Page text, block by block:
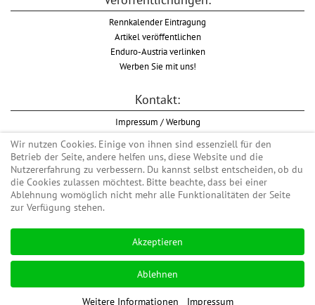
Rennkalender Eintragung
Artikel veröffentlichen
Enduro-Austria verlinken
Werben Sie mit uns!
Kontakt:
Impressum / Werbung
Datenschutzinformation
Informationspflicht WKO
AGB
Begriff "Enduro" auf Wikipedia
#enduroaustria, #wirlebenenduro #enduroaustriaracingteam
Enduro-Austria, Enduro, Endurosport, Endurocross, Endurotraining, Endurotouren,
Endurorennen, Hardenduro, Extreme Enduro
Wir nutzen Cookies. Einige von ihnen sind essenziell für den
Betrieb der Seite, andere helfen uns, diese Website und die
Nutzererfahrung zu verbessern. Du kannst selbst entscheiden, ob du
die Cookies zulassen möchtest. Bitte beachte, dass bei einer
Ablehnung womöglich nicht mehr alle Funktionalitäten der Seite
zur Verfügung stehen.
Akzeptieren
Ablehnen
Weitere Informationen Impressum